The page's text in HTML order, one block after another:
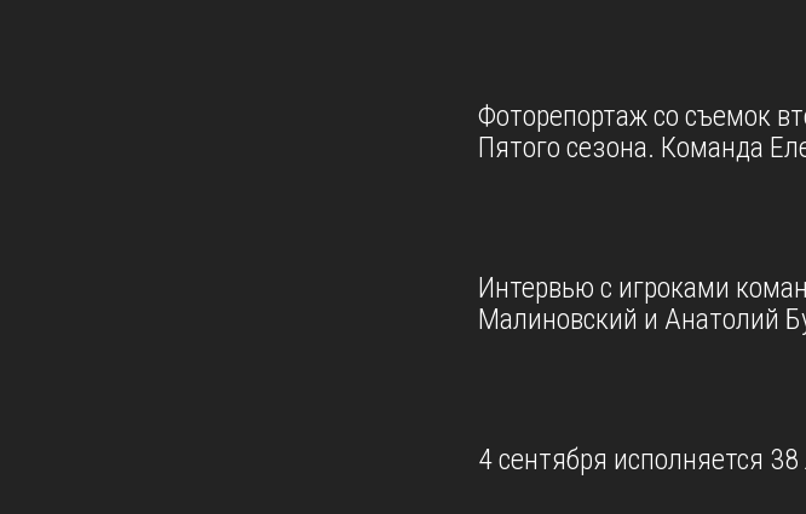
Фоторепортаж со съемок
Пятого сезона. Команда
Интервью с игроками
Малиновский и Анатолий
4 сентября исполняется